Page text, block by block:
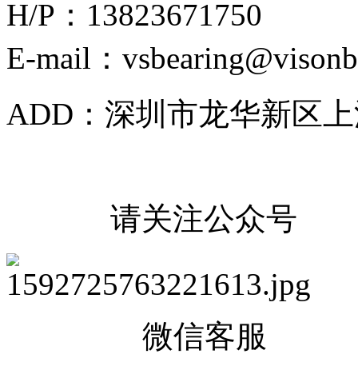
H/P：13823671750
E-mail：
ADD：深圳市龙华新区
请关注公众号
微信客服